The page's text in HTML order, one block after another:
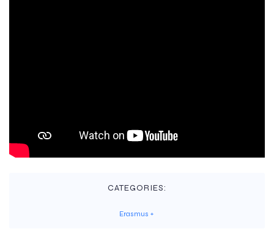
CATEGORIES:
Erasmus +